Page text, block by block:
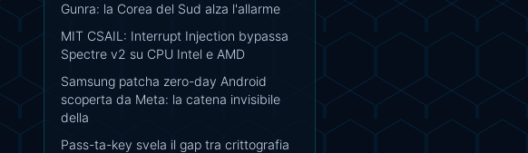
Gunra: la Corea del Sud alza l'allarme
MIT CSAIL: Interrupt Injection bypassa
Spectre v2 su CPU Intel e AMD
Samsung patcha zero-day Android
scoperta da Meta: la catena invisibile
della
Pass-ta-key svela il gap tra crittografia